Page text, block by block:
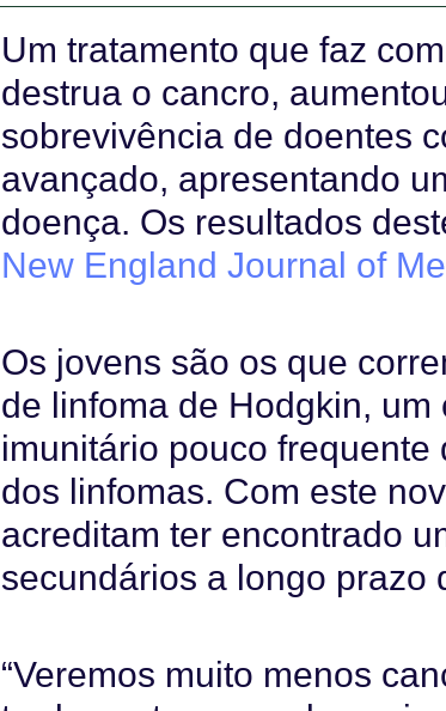
Um tratamento que faz
destrua o cancro,
sobrevivência de doentes
avançado, apresentando
doença. Os resultados
New England Journal of
Os jovens são os que
de linfoma de Hodgkin,
imunitário pouco
dos linfomas. Com este
acreditam ter encontrado
secundários a longo prazo
“Veremos muito menos